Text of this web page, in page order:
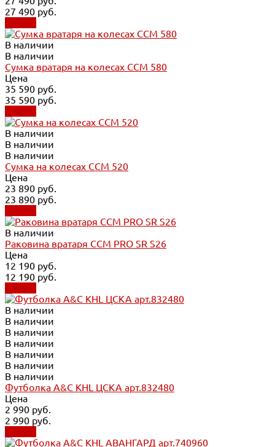
27 490 руб.
В наличии
В наличии
Сумка вратаря на колесах CCM 580
Цена
35 590 руб.
35 590 руб.
В наличии
В наличии
В наличии
Сумка на колесах CCM 520
Цена
23 890 руб.
23 890 руб.
В наличии
Раковина вратаря CCM PRO SR S26
Цена
12 190 руб.
12 190 руб.
В наличии
В наличии
В наличии
В наличии
В наличии
В наличии
В наличии
Футболка A&C KHL ЦСКА арт.832480
Цена
2 990 руб.
2 990 руб.